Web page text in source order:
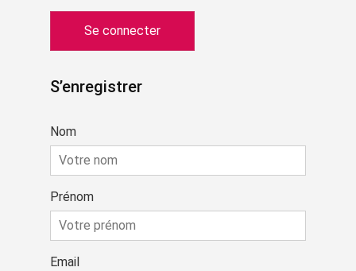
S’enregistrer
Nom
Prénom
Email